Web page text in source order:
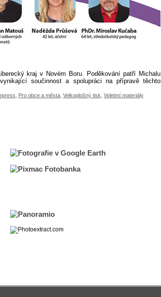
kraj v Novém Boru. Poděkování patří Michalu
součinnost a spolupráci na přípravě těchto
Pro obce a města Velkoplošný tisk Volební materiály